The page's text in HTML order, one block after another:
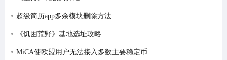
超级简历app多余模块删除方法
《饥困荒野》基地选址攻略
MiCA使欧盟用户无法接入多数主要稳定币